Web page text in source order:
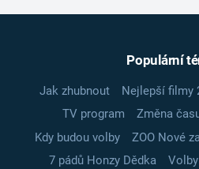
Populární
Jak zhubnout Nejlepší filmy
TV program
Změna
Kdy budou volby
ZOO Nové
7 pádů Honzy Dědka